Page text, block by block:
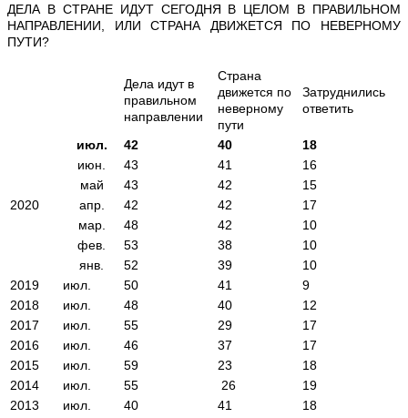
ДЕЛА В СТРАНЕ ИДУТ СЕГОДНЯ В ЦЕЛОМ В ПРАВИЛЬНОМ
НАПРАВЛЕНИИ, ИЛИ СТРАНА ДВИЖЕТСЯ ПО НЕВЕРНОМУ
ПУТИ?
Дела идут в
правильном
направлении
Страна
движется по
неверному
пути
Затруднились
ответить
2020
июл. 42 40
18
июн.
43 41
16
май
43 42
15
апр.
42 42
17
мар.
48 42
10
фев.
53 38
10
янв.
52 39
10
2019
июл. 50 41
9
2018
июл. 48 40
12
2017
июл. 55 29
17
2016
июл. 46 37
17
2015
июл. 59 23
18
2014
июл. 55 26
19
2013
июл. 40 41
18